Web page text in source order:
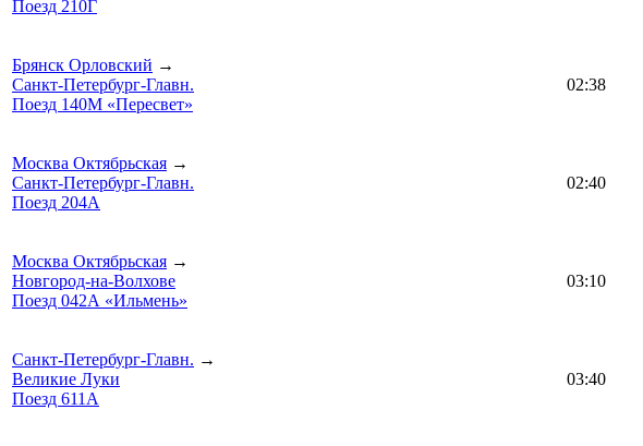
Поезд 210Г
Брянск Орловский →
Санкт-Петербург-Главн.
Поезд 140М «Пересвет»
02:38
Москва Октябрьская →
Санкт-Петербург-Главн.
Поезд 204А
02:40
Москва Октябрьская →
Новгород-на-Волхове
Поезд 042А «Ильмень»
03:10
Санкт-Петербург-Главн. →
Великие Луки
Поезд 611А
03:40